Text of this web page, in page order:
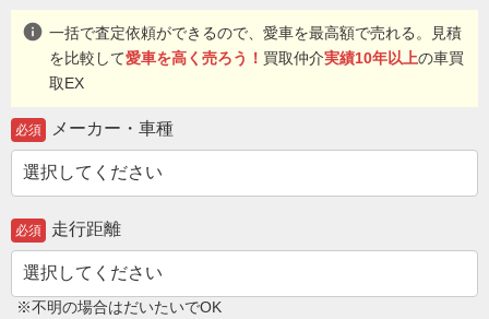
info 一括で査定依頼ができるので、愛車を最高額で売れる。見積
を比較して愛車を高く売ろう！ 買取仲介実績10年以上の車買
取EX
必須 メーカー・車種
必須 走行距離
※不明の場合はだいたいでOK